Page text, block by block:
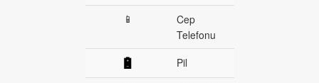
📱
Cep
Telefonu
🔋 Pil